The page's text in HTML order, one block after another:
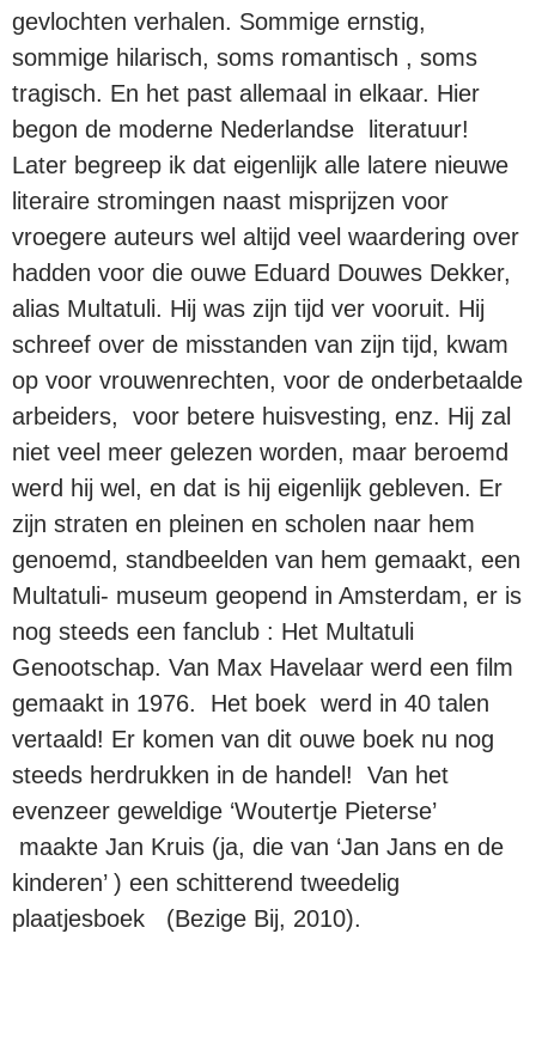
gevlochten verhalen. Sommige ernstig,
sommige hilarisch, soms romantisch , soms
tragisch. En het past allemaal in elkaar. Hier
begon de moderne Nederlandse literatuur!
Later begreep ik dat eigenlijk alle latere nieuwe
literaire stromingen naast misprijzen voor
vroegere auteurs wel altijd veel waardering over
hadden voor die ouwe Eduard Douwes Dekker,
alias Multatuli. Hij was zijn tijd ver vooruit. Hij
schreef over de misstanden van zijn tijd, kwam
op voor vrouwenrechten, voor de onderbetaalde
arbeiders, voor betere huisvesting, enz. Hij zal
niet veel meer gelezen worden, maar beroemd
werd hij wel, en dat is hij eigenlijk gebleven. Er
zijn straten en pleinen en scholen naar hem
genoemd, standbeelden van hem gemaakt, een
Multatuli- museum geopend in Amsterdam, er is
nog steeds een fanclub : Het Multatuli
Genootschap. Van Max Havelaar werd een film
gemaakt in 1976. Het boek werd in 40 talen
vertaald! Er komen van dit ouwe boek nu nog
steeds herdrukken in de handel! Van het
evenzeer geweldige ‘Woutertje Pieterse’
maakte Jan Kruis (ja, die van ‘Jan Jans en de
kinderen’ ) een schitterend tweedelig
plaatjesboek (Bezige Bij, 2010).